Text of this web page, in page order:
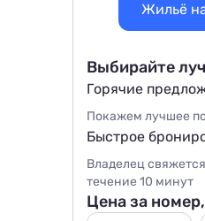
Жильё
Выбирайте
Горячие
Покажем лучшее
Быстрое
Владелец
течение 10 минут
Цена за